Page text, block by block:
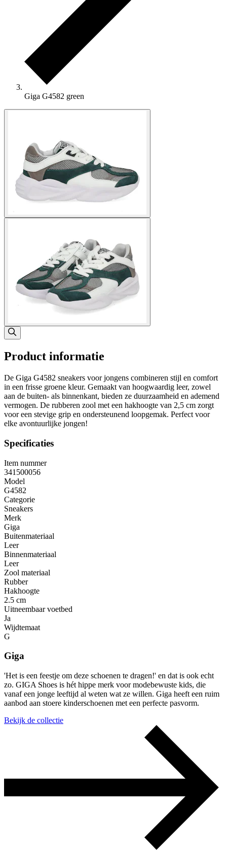
Giga G4582 green
Product informatie
De Giga G4582 sneakers voor jongens combineren stijl en comfort
in een frisse groene kleur. Gemaakt van hoogwaardig leer, zowel
aan de buiten- als binnenkant, bieden ze duurzaamheid en ademend
vermogen. De rubberen zool met een hakhoogte van 2,5 cm zorgt
voor een stevige grip en ondersteunend loopgemak. Perfect voor
elke avontuurlijke jongen!
Specificaties
Item nummer
341500056
Model
G4582
Categorie
Sneakers
Merk
Giga
Buitenmateriaal
Leer
Binnenmateriaal
Leer
Zool materiaal
Rubber
Hakhoogte
2.5 cm
Uitneembaar voetbed
Ja
Wijdtemaat
G
Giga
'Het is een feestje om deze schoenen te dragen!' en dat is ook echt
zo. GIGA Shoes is hét hippe merk voor modebewuste kids, die
vanaf een jonge leeftijd al weten wat ze willen. Giga heeft een ruim
aanbod aan stoere kinderschoenen met een perfecte pasvorm.
Bekijk de collectie